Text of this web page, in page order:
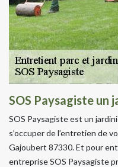
SOS Paysagiste un
SOS Paysagiste est un
s’occuper de l’entretien de
Gajoubert 87330. Et pour
entreprise SOS Paysagiste